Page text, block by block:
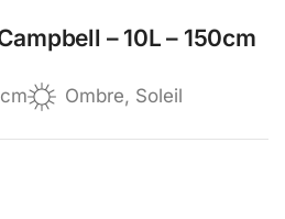
– 10L – 150cm
Ombre, Soleil